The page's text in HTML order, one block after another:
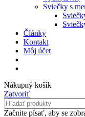
Sviečky s
Články
Kontakt
Môj účet
Nákupný košík
Zatvoriť
Začnite písať, aby se